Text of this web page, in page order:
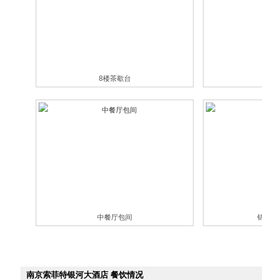
8楼茶歇台
中餐厅包间
南京索菲特银河大酒店 餐饮情况